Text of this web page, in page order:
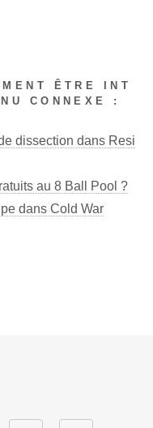
ÊTRE INT
CONNEXE :
dissection dans Resi
au 8 Ball Pool ?
dans Cold War